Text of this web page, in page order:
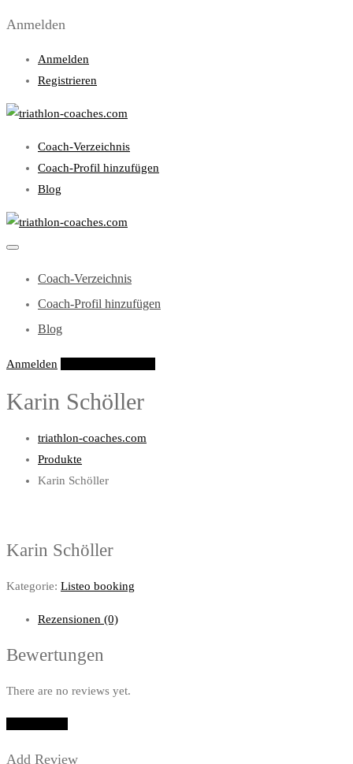
Anmelden
Anmelden
Registrieren
Coach-Verzeichnis
Coach-Profil hinzufügen
Blog
Coach-Verzeichnis
Coach-Profil hinzufügen
Blog
Anmelden
Karin Schöller
triathlon-coaches.com
Produkte
Karin Schöller
Karin Schöller
Kategorie: Listeo booking
Rezensionen (0)
Bewertungen
There are no reviews yet.
Add Review